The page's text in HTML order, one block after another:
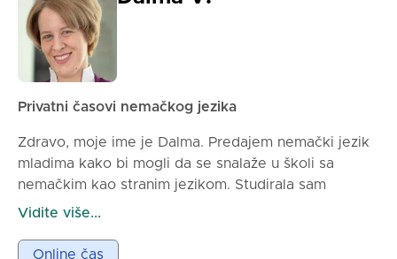
vama!
Pošaljite mi poruku da počnemo! ✨
Privatni časovi nemačkog jezika
Zdravo, moje ime je Dalma. Predajem nemački jezik
mladima kako bi mogli da se snalaže u školi sa
nemačkim kao stranim jezikom. Studirala sam
anglistiku na univerzitetu i kasnije doktorirala iz
kao privatni učitelj i posedujem znanje nemačkog
Vidite više...
Online čas